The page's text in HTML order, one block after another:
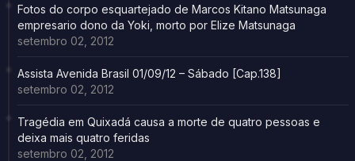
Fotos do corpo esquartejado de Marcos Kitano Matsunaga
empresario dono da Yoki, morto por Elize Matsunaga
setembro 02, 2012
Assista Avenida Brasil 01/09/12 – Sábado [Cap.138]
setembro 02, 2012
Tragédia em Quixadá causa a morte de quatro pessoas e
deixa mais quatro feridas
setembro 02, 2012